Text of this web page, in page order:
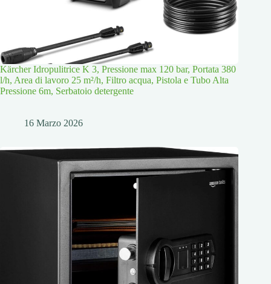
Kärcher Idropulitrice K 3, Pressione max 120 bar, Portata 380
l/h, Area di lavoro 25 m²/h, Filtro acqua, Pistola e Tubo Alta
Pressione 6m, Serbatoio detergente
16 Marzo 2026